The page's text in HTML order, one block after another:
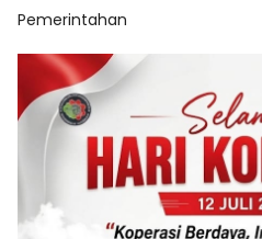
Pemerintahan